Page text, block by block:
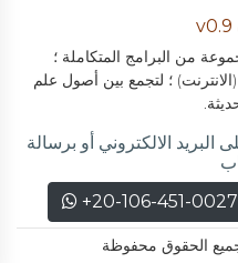
من البرامج المتكاملة ؛
؛ لتجمع بين أصول علم
الالكتروني أو برسالة
+20-106-451-0027